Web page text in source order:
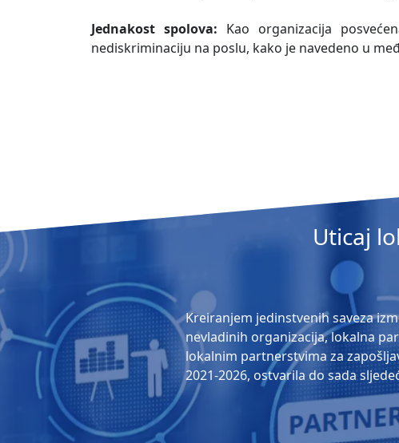
Jednakost spolova: Kao organizacija
nediskriminaciju na poslu, kako je navedeno u
Uticaj
Kreiranjem jedinstvenih saveza
nevladinih organizacija, lokalna
lokalnim partnerstvima za
2021-2026, ostvarila do sada